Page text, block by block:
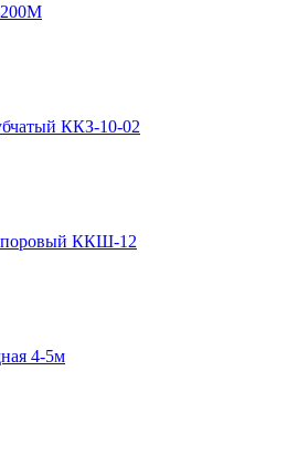
200М
ККЗ-10-02
ККШ-12
4-5м